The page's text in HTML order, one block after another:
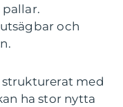
och
med
ha stor nytta